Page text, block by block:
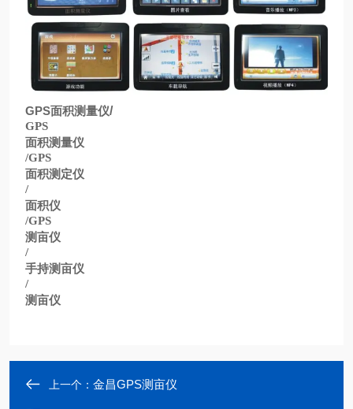
GPS面积测量仪/
GPS
面积测量仪
/GPS
面积测定仪
/
面积仪
/GPS
测亩仪
/
手持测亩仪
/
测亩仪
上一个： 金昌GPS测亩仪